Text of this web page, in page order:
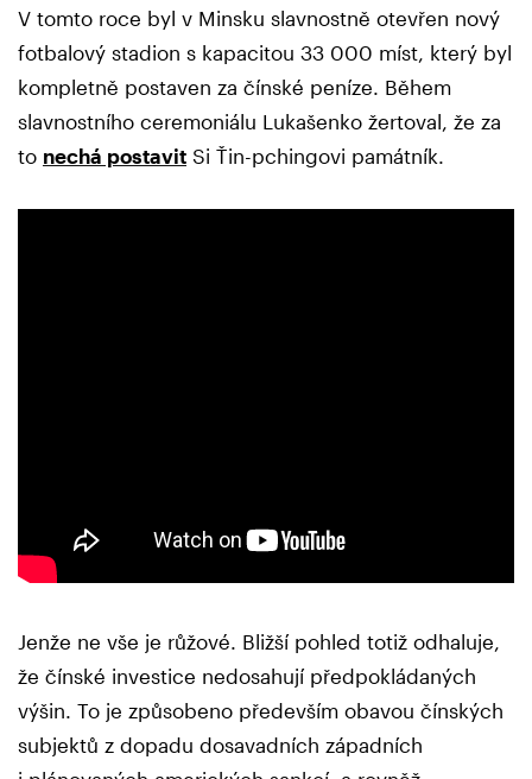
V tomto roce byl v Minsku slavnostně otevřen nový
fotbalový stadion s kapacitou 33 000 míst, který byl
kompletně postaven za čínské peníze. Během
slavnostního ceremoniálu Lukašenko žertoval, že za
to nechá postavit Si Ťin-pchingovi památník.
Jenže ne vše je růžové. Bližší pohled totiž odhaluje,
že čínské investice nedosahují předpokládaných
výšin. To je způsobeno především obavou čínských
subjektů z dopadu dosavadních západních